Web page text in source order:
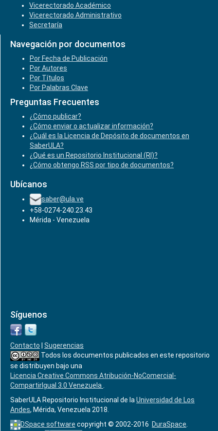
Vicerectorado Académico
Vicerectorado Administrativo
Secretaría
Navegación por documentos
Por Fecha de Publicación
Por Autores
Por Títulos
Por Palabras Clave
Preguntas Frecuentes
¿Cómo publicar?
¿Cómo enviar o actualizar información?
¿Cuál es la Licencia de Depósito de documentos en
SaberULA?
¿Qué es un Repositorio Institucional (RI)?
¿Cómo obtengo RSS por tipo de documentos?
Ubícanos
saber@ula.ve
+58-0274-240.23.43
Mérida - Venezuela
Síguenos
Contacto
Sugerencias
Todos los documentos publicados en este repositorio
se distribuyen bajo una
Licencia Creative Commons Atribución-NoComercial-
CompartirIgual 3.0 Venezuela
SaberULA Repositorio Institucional de la Universidad de Los
Andes, Mérida, Venezuela 2018.
DSpace software copyright © 2002-2016 DuraSpace